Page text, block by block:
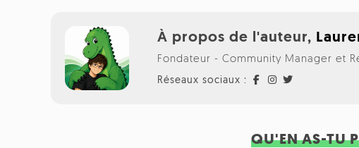
À propos de l'auteur,
Fondateur - Community Manager et
Réseaux sociaux :
QU'EN AS-TU